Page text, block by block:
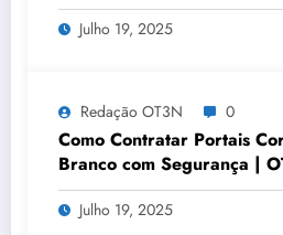
Horizonte | OT3N Brasil
Julho 19, 2025
Redação OT3N 0
Como Contratar Portais
Branco com Segurança |
Julho 19, 2025